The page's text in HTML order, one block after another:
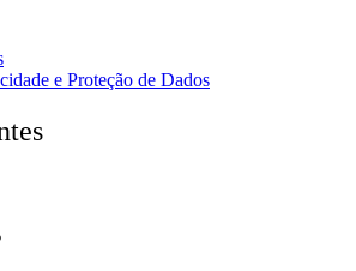
e Proteção de Dados